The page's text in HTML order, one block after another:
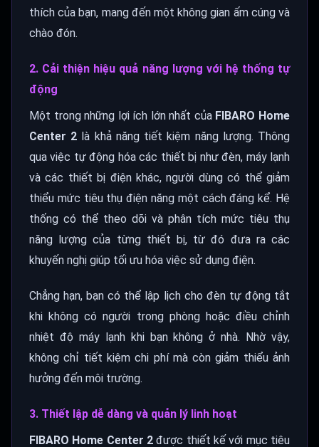
thích của bạn, mang đến một không gian ấm cúng và
chào đón.
2. Cải thiện hiệu quả năng lượng với hệ thống tự
động
Một trong những lợi ích lớn nhất của FIBARO Home
Center 2 là khả năng tiết kiệm năng lượng. Thông
qua việc tự động hóa các thiết bị như đèn, máy lạnh
và các thiết bị điện khác, người dùng có thể giảm
thiểu mức tiêu thụ điện năng một cách đáng kể. Hệ
thống có thể theo dõi và phân tích mức tiêu thụ
năng lượng của từng thiết bị, từ đó đưa ra các
khuyến nghị giúp tối ưu hóa việc sử dụng điện.
Chẳng hạn, bạn có thể lập lịch cho đèn tự động tắt
khi không có người trong phòng hoặc điều chỉnh
nhiệt độ máy lạnh khi bạn không ở nhà. Nhờ vậy,
không chỉ tiết kiệm chi phí mà còn giảm thiểu ảnh
hưởng đến môi trường.
3. Thiết lập dễ dàng và quản lý linh hoạt
FIBARO Home Center 2 được thiết kế với mục tiêu